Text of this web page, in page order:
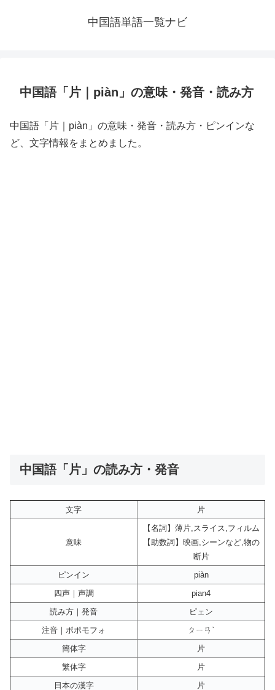
中国語単語一覧ナビ
中国語「片｜piàn」の意味・発音・読み方
中国語「片｜piàn」の意味・発音・読み方・ピンインな
ど、文字情報をまとめました。
中国語「片」の読み方・発音
文字 片
意味
【名詞】薄片,スライス,フィルム
【助数詞】映画,シーンなど,物の
断片
ピンイン
piàn
四声｜声調
pian4
読み方｜発音
ピェン
注音｜ボポモフォ
ㄆㄧㄢˋ
簡体字
片
繁体字
片
日本の漢字
片